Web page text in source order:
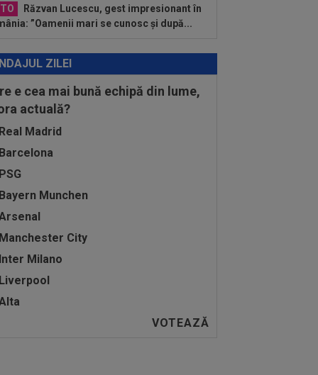
Răzvan Lucescu, gest impresionant în
”Oamenii mari se cunosc și după...
ZILEI
e cea mai bună echipă din lume,
actuală?
Real Madrid
Barcelona
PSG
Bayern Munchen
Manchester City
Inter Milano
Liverpool